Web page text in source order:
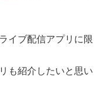
イブ配信アプリに限
も紹介したいと思い